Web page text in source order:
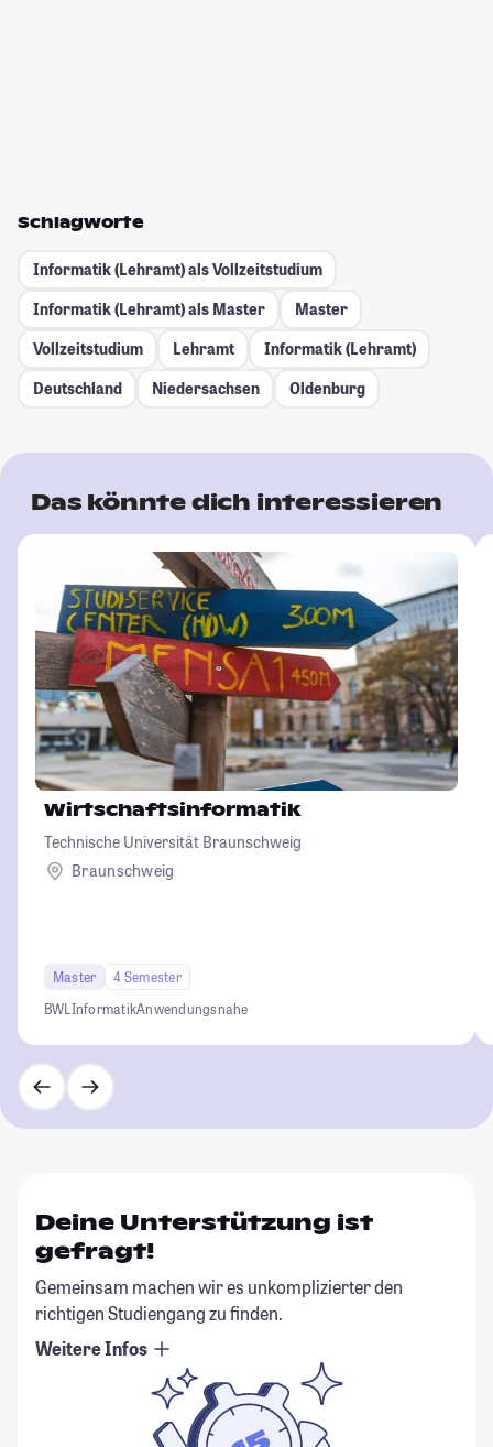
Schlagworte
Informatik (Lehramt) als Vollzeitstudium
Informatik (Lehramt) als Master
Master
Vollzeitstudium
Lehramt
Informatik (Lehramt)
Deutschland
Niedersachsen Oldenburg
Das könnte dich interessieren
Wirtschaftsinformatik
Technische Universität Braunschweig
Braunschweig
Master
4 Semester
BWL InformatikAnwendungsnahe
Deine Unterstützung ist
gefragt!
Gemeinsam machen wir es unkomplizierter den
richtigen Studiengang zu finden.
Weitere Infos